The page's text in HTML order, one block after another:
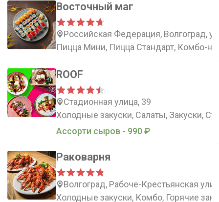
Восточный маг
Российская Федерация, Волгоград,
Пицца Мини, Пицца Стандарт, Комбо-
ROOF
Стадионная улица, 39
Холодные закуски, Салаты, Закуски,
Ассорти сыров - 990 ₽
Раковарня
Волгоград, Рабоче-Крестьянская
Холодные закуски, Комбо, Горячие